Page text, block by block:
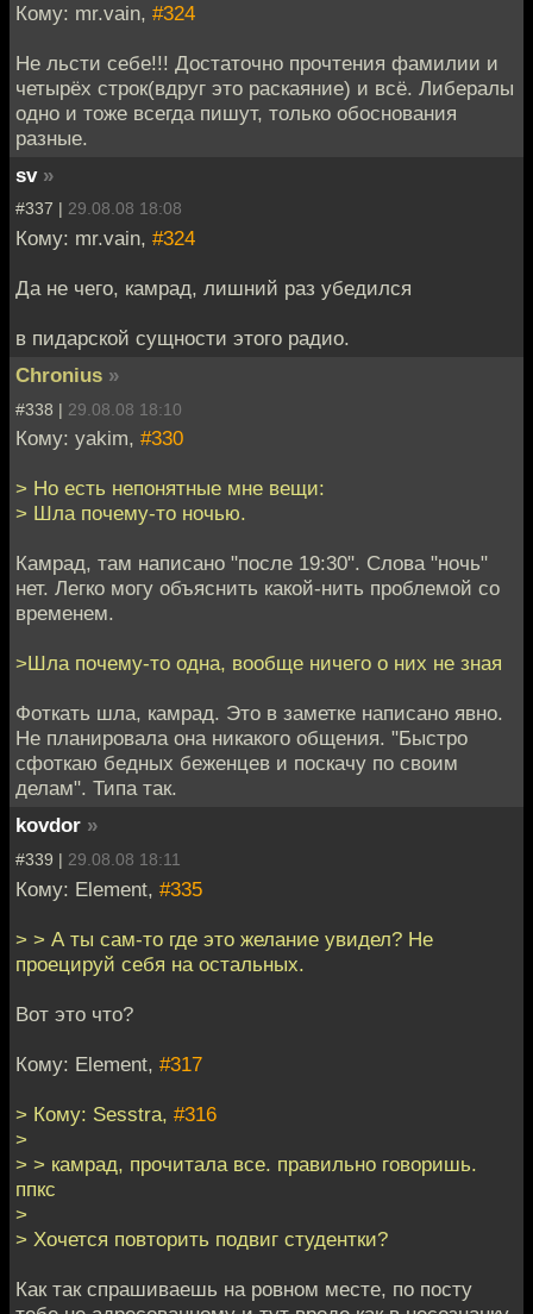
Кому: mr.vain, #324
Не льсти себе!!! Достаточно прочтения фамилии и
четырёх строк(вдруг это раскаяние) и всё. Либералы
одно и тоже всегда пишут, только обоснования
разные.
sv »
#337 | 29.08.08 18:08
Кому: mr.vain, #324
Да не чего, камрад, лишний раз убедился
в пидарской сущности этого радио.
Chronius »
#338 | 29.08.08 18:10
Кому: yakim, #330
> Но есть непонятные мне вещи:
> Шла почему-то ночью.
Камрад, там написано "после 19:30". Слова "ночь"
нет. Легко могу объяснить какой-нить проблемой со
временем.
>Шла почему-то одна, вообще ничего о них не зная
Фоткать шла, камрад. Это в заметке написано явно.
Не планировала она никакого общения. "Быстро
сфоткаю бедных беженцев и поскачу по своим
делам". Типа так.
kovdor »
#339 | 29.08.08 18:11
Кому: Element, #335
> > А ты сам-то где это желание увидел? Не
проецируй себя на остальных.
Вот это что?
Кому: Element, #317
> Кому: Sesstra, #316
>
> > камрад, прочитала все. правильно говоришь.
ппкс
>
> Хочется повторить подвиг студентки?
Как так спрашиваешь на ровном месте, по посту